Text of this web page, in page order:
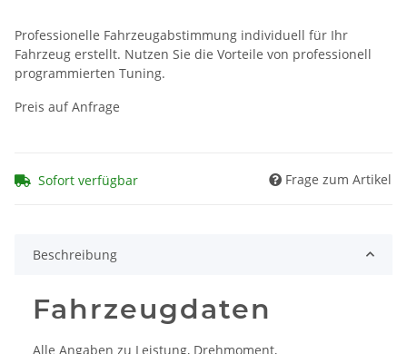
Professionelle Fahrzeugabstimmung individuell für Ihr
Fahrzeug erstellt. Nutzen Sie die Vorteile von professionell
programmierten Tuning.
Preis auf Anfrage
Sofort verfügbar Frage zum Artikel
Beschreibung
Fahrzeugdaten
Alle Angaben zu Leistung, Drehmoment,